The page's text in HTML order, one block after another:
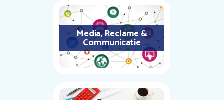
Media, Reclame &
Communicatie